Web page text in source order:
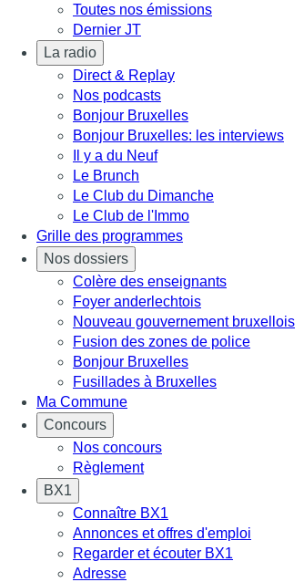
Toutes nos émissions
Dernier JT
La radio
Direct & Replay
Nos podcasts
Bonjour Bruxelles
Bonjour Bruxelles: les interviews
Il y a du Neuf
Le Brunch
Le Club du Dimanche
Le Club de l'Immo
Grille des programmes
Nos dossiers
Colère des enseignants
Foyer anderlechtois
Nouveau gouvernement bruxellois
Fusion des zones de police
Bonjour Bruxelles
Fusillades à Bruxelles
Ma Commune
Concours
Nos concours
Règlement
BX1
Connaître BX1
Annonces et offres d'emploi
Regarder et écouter BX1
Adresse